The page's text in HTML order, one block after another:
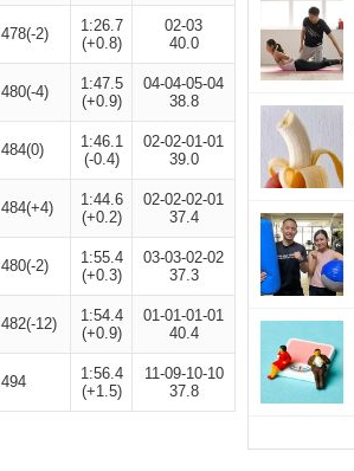
478(-2)
1:26.7
(+0.8)
02-03
40.0
480(-4)
1:47.5
(+0.9)
04-04-05-04
38.8
484(0)
1:46.1
(-0.4)
02-02-01-01
39.0
484(+4)
1:44.6
(+0.2)
02-02-02-01
37.4
480(-2)
1:55.4
(+0.3)
03-03-02-02
37.3
482(-12)
1:54.4
(+0.9)
01-01-01-01
40.4
494
1:56.4
(+1.5)
11-09-10-10
37.8